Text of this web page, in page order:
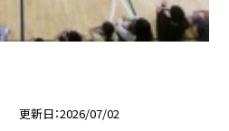
更新日 2026/07/02